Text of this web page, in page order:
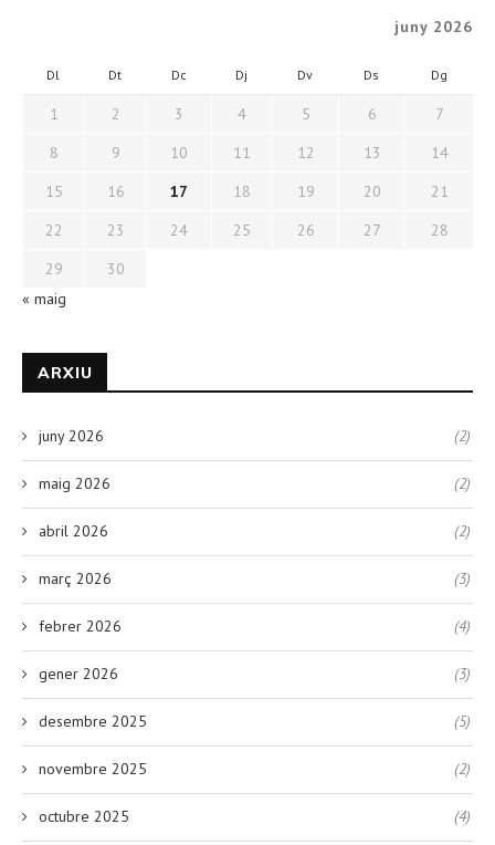
juny 2026
Dl Dt Dc Dj Dv Ds Dg
1 2 3 4 5 6
7
8
9 10 11 12 13
14
15
16 17 18 19 20
21
22
23 24 25 26 27
28
29
30
« maig
ARXIU
juny 2026 (2)
maig 2026 (2)
abril 2026 (2)
març 2026 (3)
febrer 2026 (4)
gener 2026 (3)
desembre 2025 (5)
novembre 2025 (2)
octubre 2025 (4)